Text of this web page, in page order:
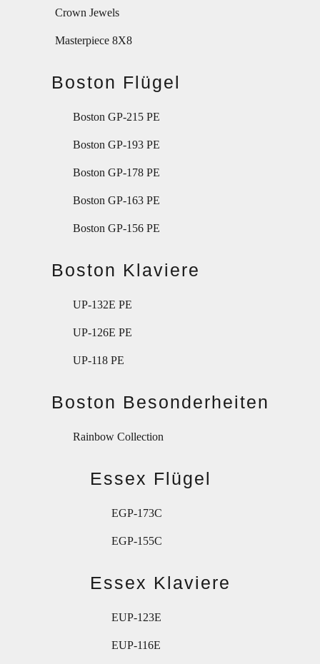
Crown Jewels
Masterpiece 8X8
Boston Flügel
Boston GP-215 PE
Boston GP-193 PE
Boston GP-178 PE
Boston GP-163 PE
Boston GP-156 PE
Boston Klaviere
UP-132E PE
UP-126E PE
UP-118 PE
Boston Besonderheiten
Rainbow Collection
Essex Flügel
EGP-173C
EGP-155C
Essex Klaviere
EUP-123E
EUP-116E